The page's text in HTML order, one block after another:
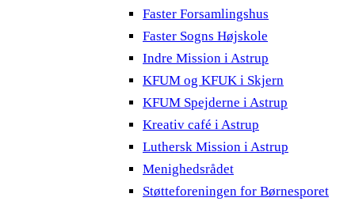
Faster Forsamlingshus
Faster Sogns Højskole
Indre Mission i Astrup
KFUM og KFUK i Skjern
KFUM Spejderne i Astrup
Kreativ café i Astrup
Luthersk Mission i Astrup
Menighedsrådet
Støtteforeningen for Børnesporet